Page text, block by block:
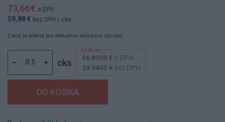
73,66 € s DPH
59,88 € bez DPH / cks
Cena je platná pre aktuálnu skladovú zásobu.
cks 36.8300 € s DPH
29.9400 € bez DPH